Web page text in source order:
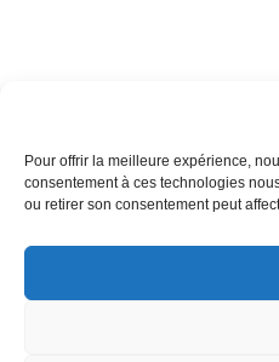
Pour offrir la meilleure expérience,
consentement à ces technologies
ou retirer son consentement peut